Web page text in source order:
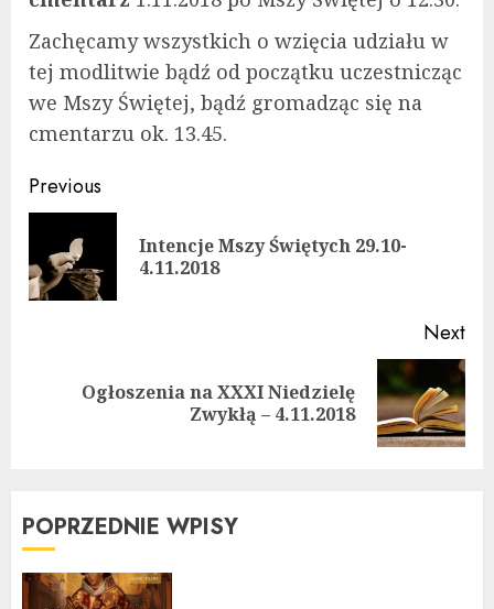
Zachęcamy wszystkich o wzięcia udziału w
tej modlitwie bądź od początku uczestnicząc
we Mszy Świętej, bądź gromadząc się na
cmentarzu ok. 13.45.
Continue
Reading
Previous
Intencje Mszy Świętych 29.10-
4.11.2018
Next
Ogłoszenia na XXXI Niedzielę
Zwykłą – 4.11.2018
POPRZEDNIE WPISY